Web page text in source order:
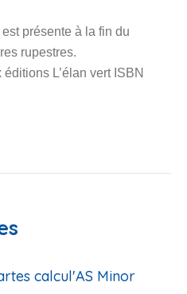
présente à la fin du
rupestres.
L’élan vert ISBN
calcul'AS Minor